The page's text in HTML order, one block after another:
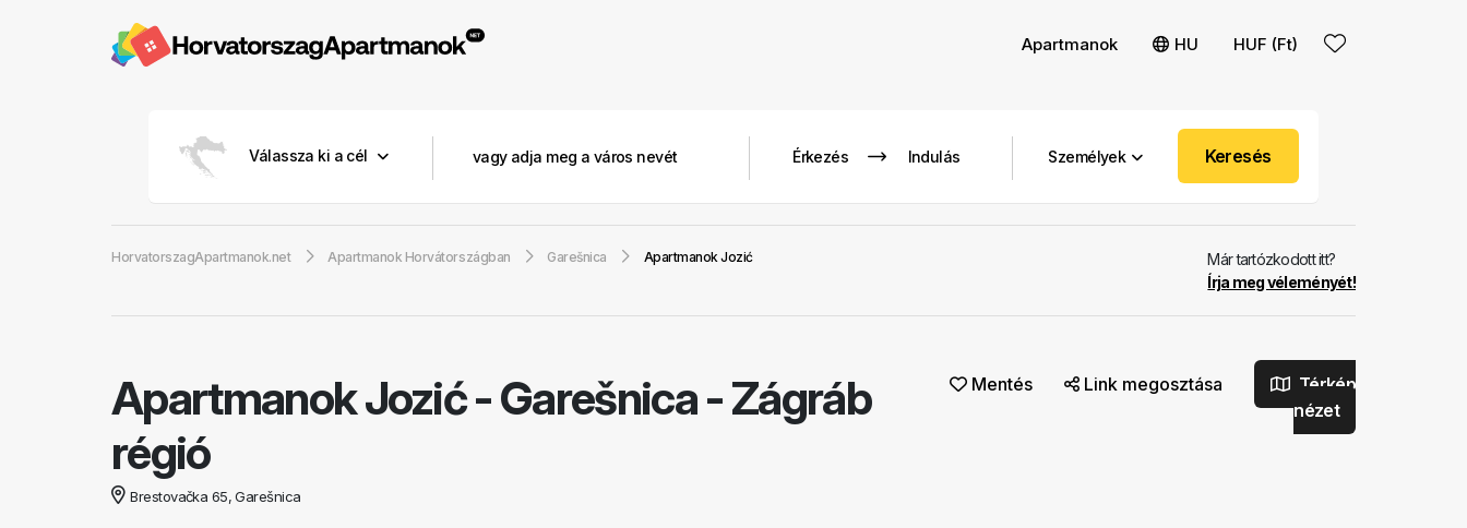
Apartmanok HU HUF (Ft)
Válassza ki a cél Személyek Keresés
HorvatorszagApartmanok.net Apartmanok Horvátországban Garešnica Apartmanok Jozić
Már tartózkodott itt?
Írja meg véleményét!
Apartmanok Jozić-Garešnica - Zágráb
régió
Brestovačka 65, Garešnica
Mentés Link megosztása
Térkép
nézet